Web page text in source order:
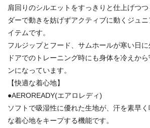
肩回りのシルエットをすっきりと仕上げつ
ダーで動きを妨げずアクティブに動くジュ
イテムです。
フルジップとフード、サムホールが寒い日
ドアでのトレーニング時にも身体を冷えか
ンになっています。
【快適な着心地】
●AEROREADY(エアロレディ)
ソフトで吸湿性に優れた生地が、汗を素早
な着心地をキープする機能です。